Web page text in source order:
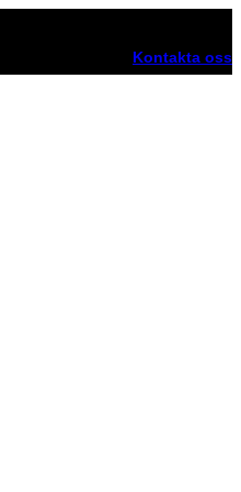
Kontakta oss